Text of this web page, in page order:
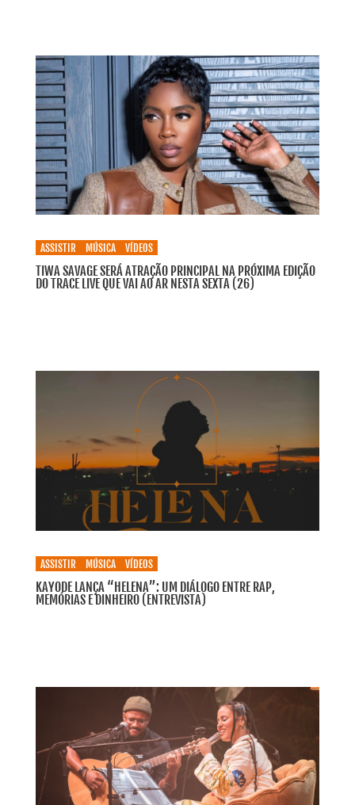
ASSISTIR MÚSICA VÍDEOS
TIWA SAVAGE SERÁ ATRAÇÃO PRINCIPAL NA PRÓXIMA EDIÇÃO
DO TRACE LIVE QUE VAI AO AR NESTA SEXTA (26)
ASSISTIR MÚSICA VÍDEOS
KAYODE LANÇA “HELENA”: UM DIÁLOGO ENTRE RAP,
MEMÓRIAS E DINHEIRO (ENTREVISTA)